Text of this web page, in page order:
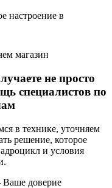
настроение в
магазин
не просто
специалистов по
в технике, уточняем
решение, которое
и условия
доверие